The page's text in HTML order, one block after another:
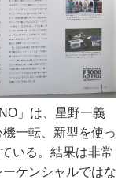
」は、星野一義
一転、新型を使っ
いる。結果は非常
ケンシャルではな